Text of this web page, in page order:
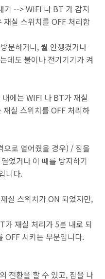
기 --> WIFI 나 BT 가 감지
실 스위치를 OFF 처리함
문하거나, 뭘 안챙겼거나
데도 불이나 전기기기가 켜
에는 WIFI 나 BT가 재실
실 스위치를 OFF 처리하
으로 열어줬을 경우) / 짐을
었거나 이 때를 방지하기
니다.
실 스위치가 ON 되었지만,
가 재실 처리가 5분 내로 되
OFF 시키는 부분입니다.
전환을 할 수 있고, 집을 나